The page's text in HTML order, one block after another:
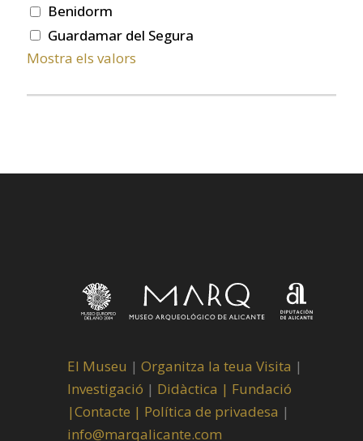
Benidorm
Guardamar del Segura
Mostra els valors
El Museu | Organitza la teua Visita |
Investigació | Didàctica | Fundació
|Contacte | Política de privadesa |
info@marqalicante.com